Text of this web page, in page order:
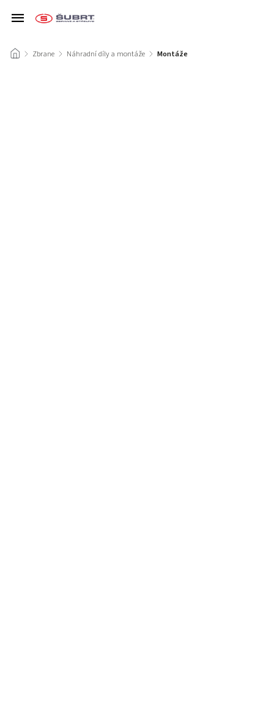
/ Zbrane / Náhradní díly a montáže / Montáže